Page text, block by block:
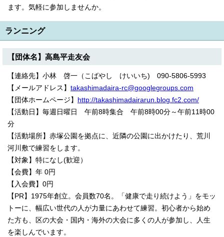
ます。気軽に参加しませんか。
ランニング
【団体名】高島平走友会
【連絡先】小林 啓一（こばやし けいいち) 090-5806-5993
【メールアドレス】 takashimadaira-rc@googlegroups.com
【団体ホームページ】
http://takashimadairarun.blog.fc2.com/
【活動日】毎週日曜日 午前8時集合 午前8時00分～午前11時00
分
【活動場所】赤塚公園を拠点に、近隣の公園に出かけたり、荒川
河川敷で練習をします。
【対象】特になし(歓迎）
【会費】年 0円
【入会費】0円
【PR】1975年創立。会員数70名。「健康で走り続けよう」をモッ
トーに、幅広い世代の人が力量にあわせて練習。初心者から始め
た方も、区の大会・国内・海外の大会に多くの人が参加し、人生
を楽しんでいます。